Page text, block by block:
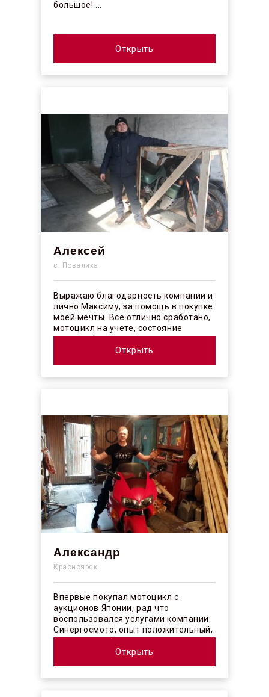
большое! ...
Открыть
Алексей
с. Повалиха
Выражаю благодарность компании и
лично Максиму, за помощь в покупке
моей мечты. Все отлично сработано,
мотоцикл на учете, состояние
отличное! ...
Открыть
Александр
Красноярск
Впервые покупал мотоцикл с
аукционов Японии, рад что
воспользовался услугами компании
Синергосмото, опыт положительный,
коллектив действительно
профессионалы своего ...
Открыть